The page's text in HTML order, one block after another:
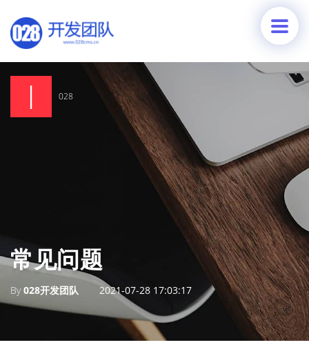
028
常见问题
By028开发团队 2021-07-28 17:03:17